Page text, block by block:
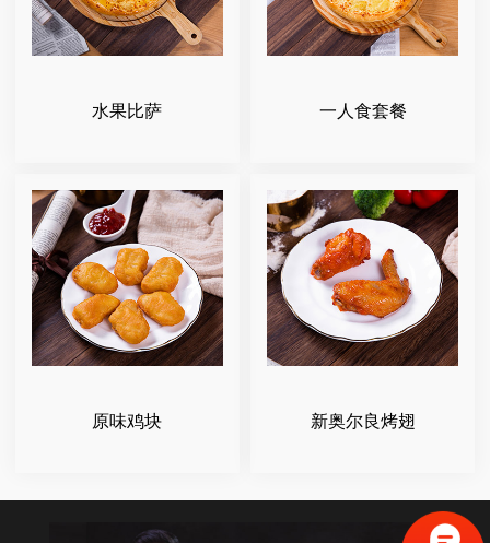
水果比萨 一人食套餐
原味鸡块 新奥尔良烤翅